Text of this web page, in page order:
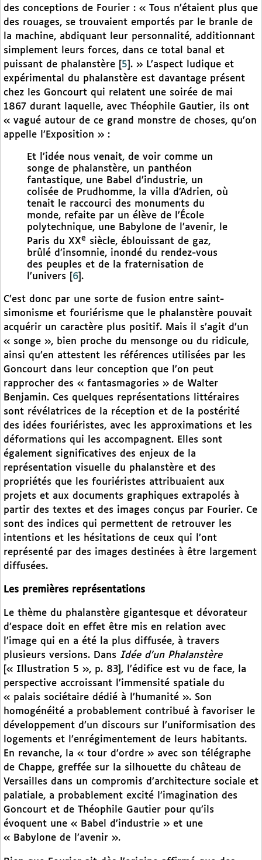
des conceptions de Fourier : « Tous n’étaient plus que
des rouages, se trouvaient emportés par le branle de
la machine, abdiquant leur personnalité, additionnant
simplement leurs forces, dans ce total banal et
puissant de phalanstère
5 . » L’aspect ludique et
expérimental du phalanstère est davantage présent
chez les Goncourt qui relatent une soirée de mai
1867 durant laquelle, avec Théophile Gautier, ils ont
« vagué autour de ce grand monstre de choses, qu’on
appelle l’Exposition » :
Et l’idée nous venait, de voir comme un
songe de phalanstère, un panthéon
fantastique, une Babel d’industrie, un
colisée de Prudhomme, la villa d’Adrien, où
tenait le raccourci des monuments du
monde, refaite par un élève de l’École
polytechnique, une Babylone de l’avenir, le
Paris du XXe siècle, éblouissant de gaz,
brûlé d’insomnie, inondé du rendez-vous
des peuples et de la fraternisation de
l’univers
6 .
C’est donc par une sorte de fusion entre saint-
simonisme et fouriérisme que le phalanstère pouvait
acquérir un caractère plus positif. Mais il s’agit d’un
« songe », bien proche du mensonge ou du ridicule,
ainsi qu’en attestent les références utilisées par les
Goncourt dans leur conception que l’on peut
rapprocher des « fantasmagories » de Walter
Benjamin. Ces quelques représentations littéraires
sont révélatrices de la réception et de la postérité
des idées fouriéristes, avec les approximations et les
déformations qui les accompagnent. Elles sont
également significatives des enjeux de la
représentation visuelle du phalanstère et des
propriétés que les fouriéristes attribuaient aux
projets et aux documents graphiques extrapolés à
partir des textes et des images conçus par Fourier. Ce
sont des indices qui permettent de retrouver les
intentions et les hésitations de ceux qui l’ont
représenté par des images destinées à être largement
diffusées.
Les premières représentations
Le thème du phalanstère gigantesque et dévorateur
d’espace doit en effet être mis en relation avec
l’image qui en a été la plus diffusée, à travers
plusieurs versions. Dans Idée d’un Phalanstère
[« Illustration 5 », p. 83], l’édifice est vu de face, la
perspective accroissant l’immensité spatiale du
« palais sociétaire dédié à l’humanité ». Son
homogénéité a probablement contribué à favoriser le
développement d’un discours sur l’uniformisation des
logements et l’enrégimentement de leurs habitants.
En revanche, la « tour d’ordre » avec son télégraphe
de Chappe, greffée sur la silhouette du château de
Versailles dans un compromis d’architecture sociale et
palatiale, a probablement excité l’imagination des
Goncourt et de Théophile Gautier pour qu’ils
évoquent une « Babel d’industrie » et une
« Babylone de l’avenir ».